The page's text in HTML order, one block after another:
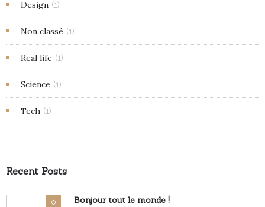
Design (1)
Non classé (1)
Real life (1)
Science (1)
Tech (1)
Recent Posts
0 Bonjour tout le monde !